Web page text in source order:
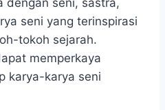
dengan seni, sastra,
seni yang terinspirasi
tokoh sejarah.
memperkaya
karya-karya seni